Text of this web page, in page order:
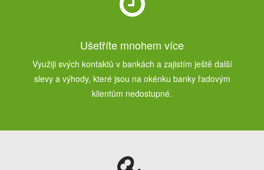
Ušetříte mnohem více
Využiji svých kontaktů v bankách a zajistím ještě další
slevy a výhody, které jsou na okénku banky řadovým
klientům nedostupné.